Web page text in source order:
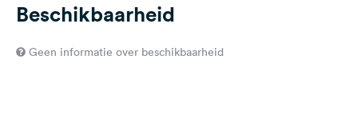
Beschikbaarheid
Geen informatie over beschikbaarheid